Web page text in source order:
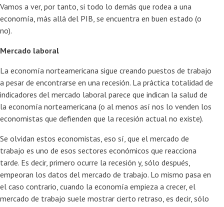
Vamos a ver, por tanto, si todo lo demás que rodea a una
economía, más allá del PIB, se encuentra en buen estado (o
no).
Mercado laboral
La economía norteamericana sigue creando puestos de trabajo
a pesar de encontrarse en una recesión. La práctica totalidad de
indicadores del mercado laboral parece que indican la salud de
la economía norteamericana (o al menos así nos lo venden los
economistas que defienden que la recesión actual no existe).
Se olvidan estos economistas, eso sí, que el mercado de
trabajo es uno de esos sectores económicos que reacciona
tarde. Es decir, primero ocurre la recesión y, sólo después,
empeoran los datos del mercado de trabajo. Lo mismo pasa en
el caso contrario, cuando la economía empieza a crecer, el
mercado de trabajo suele mostrar cierto retraso, es decir, sólo